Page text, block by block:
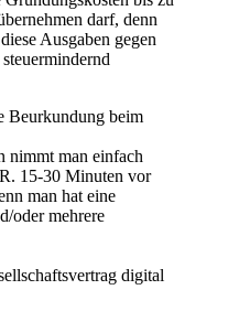
darf, denn
Ausgaben gegen
Beurkundung beim
nimmt man einfach
15-30 Minuten vor
man hat eine
oder mehrere
digital